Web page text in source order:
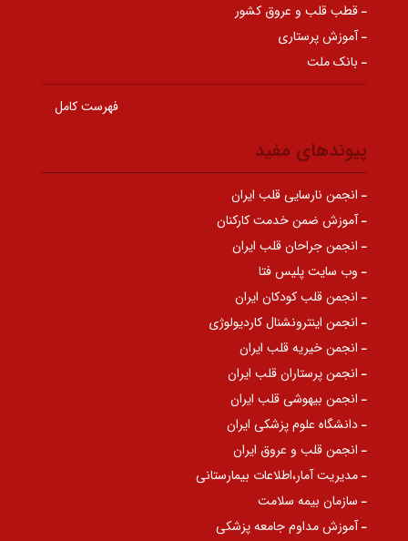
قطب قلب و عروق کشور
آموزش پرستاری
بانک ملت
فهرست کامل
پیوندهای مفید
انجمن نارسایی قلب ایران
آموزش ضمن خدمت کارکنان
انجمن جراحان قلب ایران
وب سایت پلیس فتا
انجمن قلب کودکان ایران
انجمن اینترونشنال کاردیولوژی
انجمن خیریه قلب ایران
انجمن پرستاران قلب ایران
انجمن بیهوشی قلب ایران
دانشگاه علوم پزشکی ایران
انجمن قلب و عروق ایران
مدیریت آمار،اطلاعات بیمارستانی
سازمان بیمه سلامت
آموزش مداوم جامعه پزشکی